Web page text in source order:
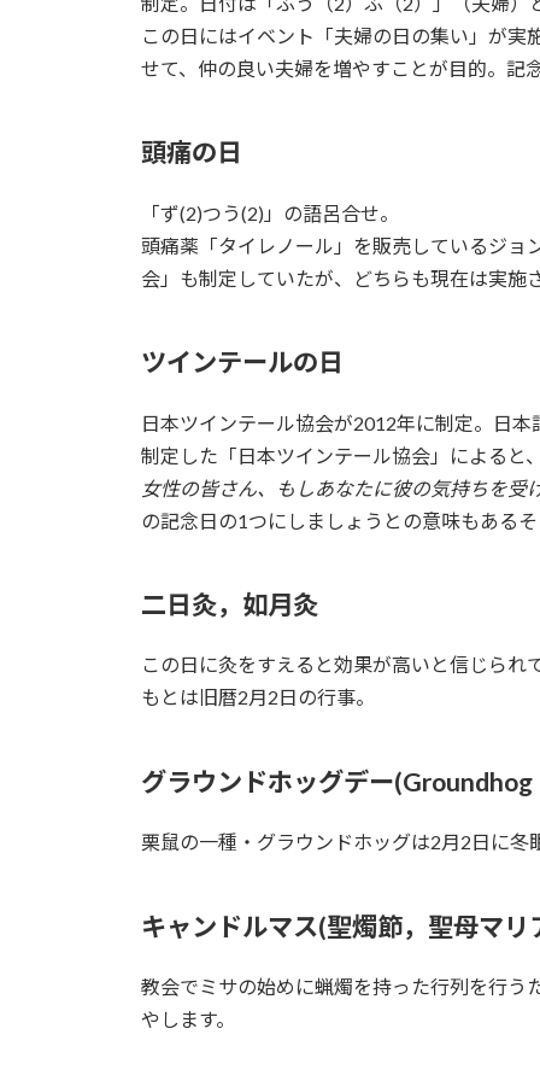
この日にはイベント「夫婦の日の集い」が
せて、仲の良い夫婦を増やすことが目的。記
頭痛の日
「ず(2)つう(2)」の語呂合せ。
頭痛薬「タイレノール」を販売しているジョ
会」も制定していたが、どちらも現在は実施
ツインテールの日
日本ツインテール協会が2012年に制定。日
制定した「日本ツインテール協会」によると
女性の皆さん、もしあなたに彼の気持ちを
の記念日の1つにしましょうとの意味もある
二日灸，如月灸
この日に灸をすえると効果が高いと信じられ
もとは旧暦2月2日の行事。
グラウンドホッグデー
栗鼠の一種・グラウンドホッグは2月2日に
キャンドルマス(聖燭節，聖母マリ
教会でミサの始めに蝋燭を持った行列を行う
やします。